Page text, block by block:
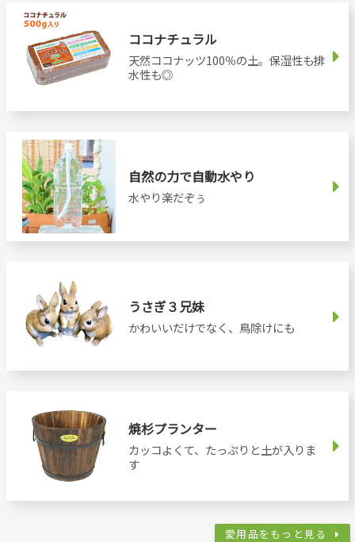
ココナチュラル
天然ココナッツ100％の土。保湿性も排
水性も◎
自然の力で自動水やり
水やり楽だぞぅ
うさぎ３兄妹
かわいいだけでなく、鳥除けにも
焼杉プランター
カッコよくて、たっぷりと土が入りま
す
愛用品をもっと見る